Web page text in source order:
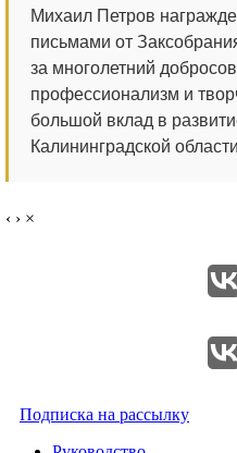
Михаил Петров
письмами от
за многолетний
профессионализм и
большой вклад в
Калининградской
‹ › ×
Подписка на рассылку